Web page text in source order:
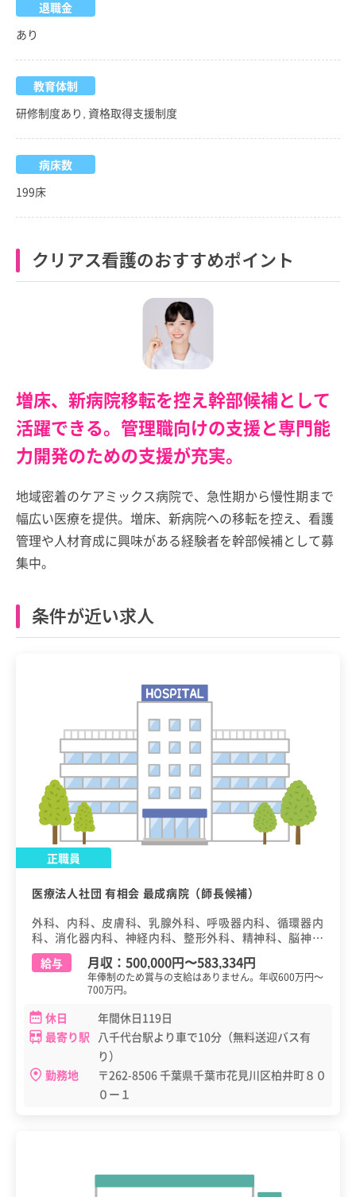
退職金
あり
教育体制
研修制度あり, 資格取得支援制度
病床数
199床
クリアス看護のおすすめポイント
増床、新病院移転を控え幹部候補として
活躍できる。管理職向けの支援と専門能
力開発のための支援が充実。
地域密着のケアミックス病院で、急性期から慢性期まで
幅広い医療を提供。増床、新病院への移転を控え、看護
管理や人材育成に興味がある経験者を幹部候補として募
集中。
条件が近い求人
正職員
医療法人社団 有相会 最成病院（師長候補）
外科、内科、皮膚科、乳腺外科、呼吸器内科、循環器内
科、消化器内科、神経内科、整形外科、精神科、脳神経
外科、泌尿器科、婦人科、麻酔科
給与 月収： 500,000円〜583,334円
年俸制のため賞与の支給はありません。年収600万円～
700万円。
休日
年間休日119日
最寄り駅
八千代台駅より車で10分（無料送迎バス有
り）
勤務地
〒262-8506 千葉県千葉市花見川区柏井町８０
０ー１